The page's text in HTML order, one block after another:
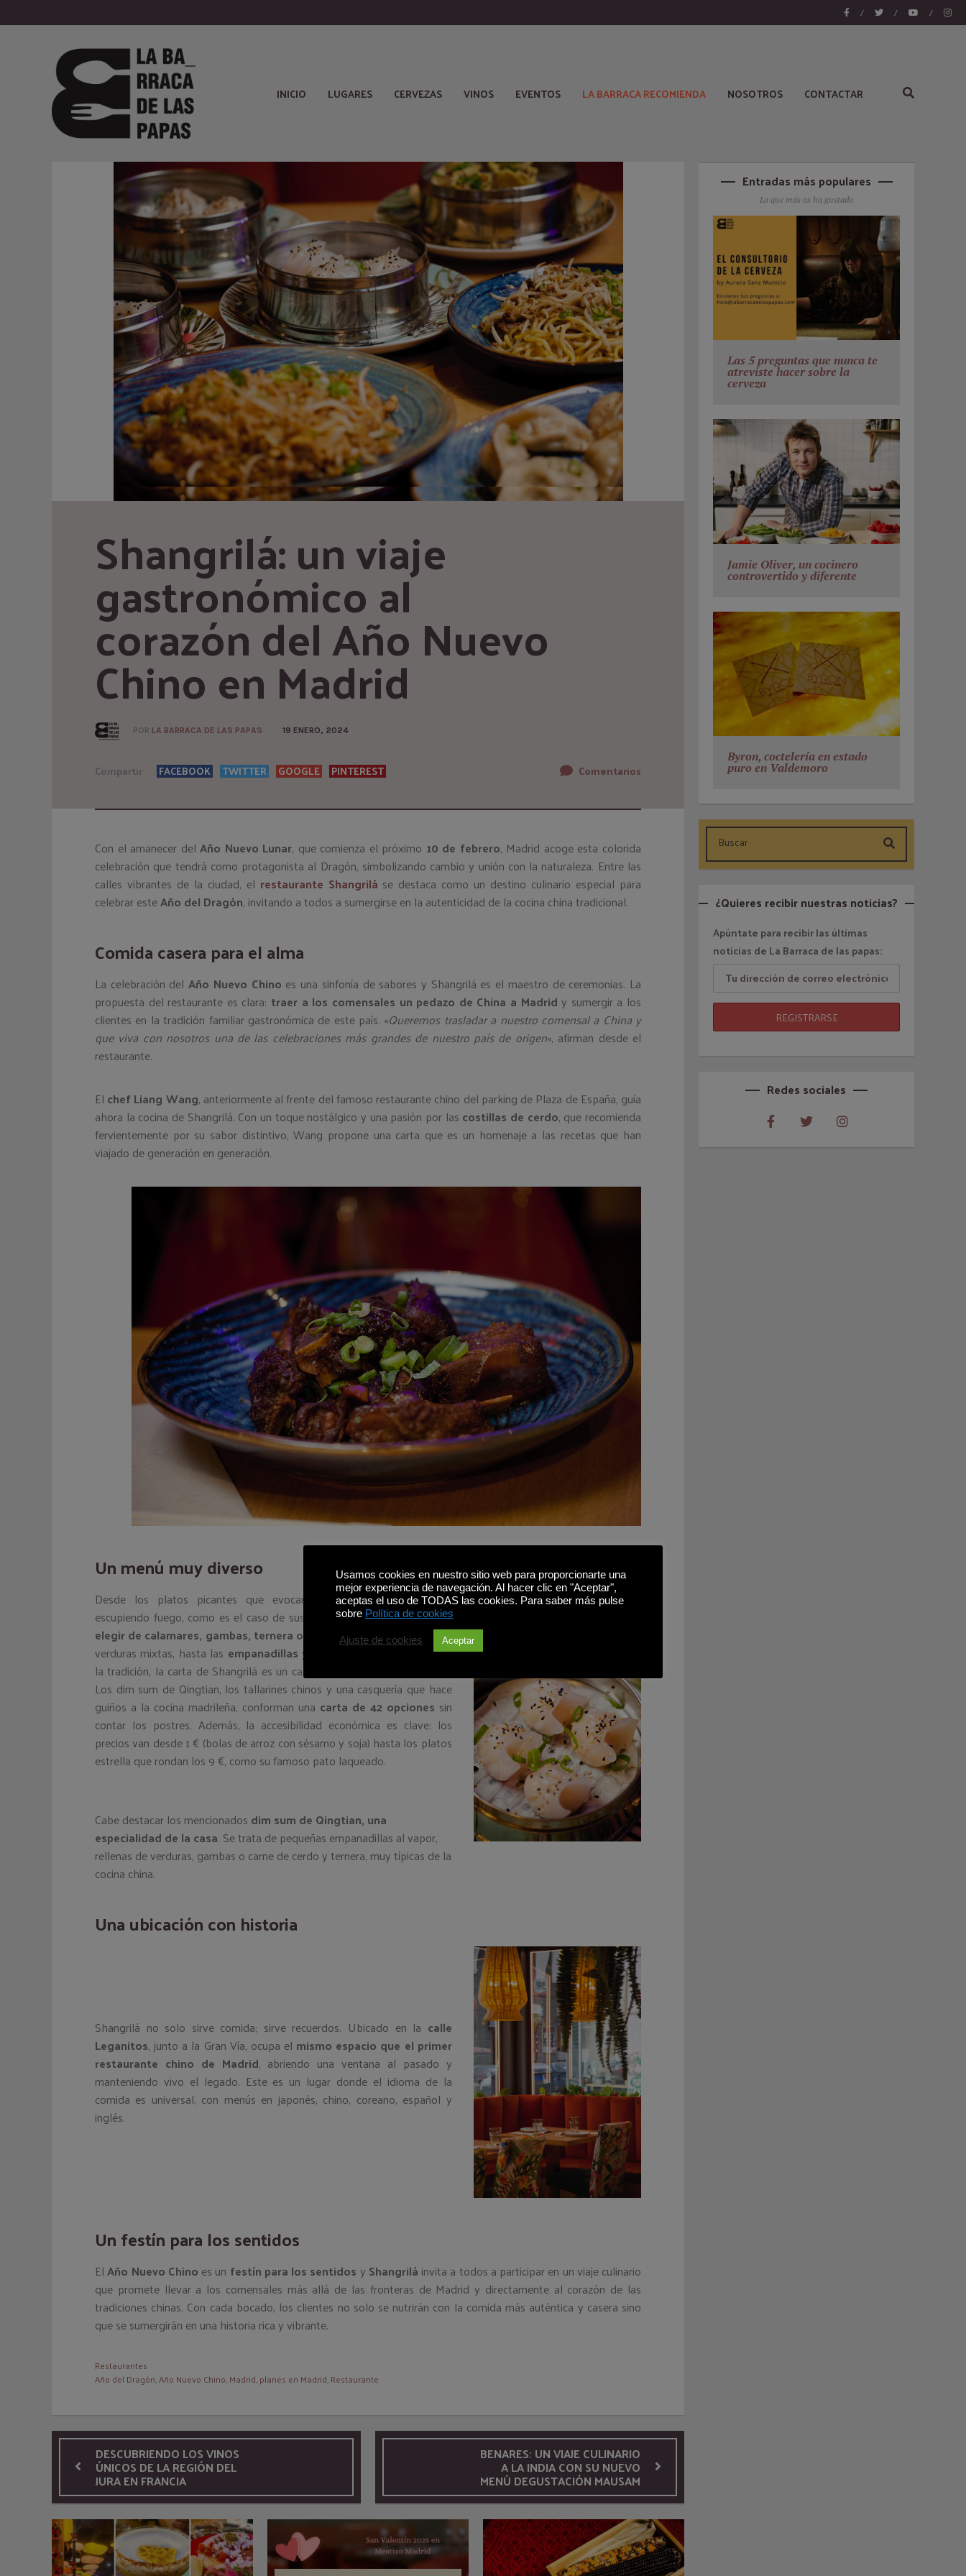
/ / /
INICIO LUGARES CERVEZAS VINOS EVENTOS LA BARRACA RECOMIENDA NOSOTROS CONTACTAR
Shangrilá: un viaje
gastronómico al
corazón del Año Nuevo
Chino en Madrid
POR LA BARRACA DE LAS PAPAS 19 ENERO, 2024
Compartir FACEBOOK TWITTER GOOGLE PINTEREST Comentarios
Con el amanecer delAño Nuevo Lunar, que comienza el próximo 10 de febrero, Madrid acoge esta colorida
celebración que tendrá como protagonista al Dragón, simbolizando cambio y unión con la naturaleza. Entre las
calles vibrantes de la ciudad, el restaurante Shangrilá se destaca como un destino culinario especial para
celebrar esteAño del Dragón, invitando a todos a sumergirse en la autenticidad de la cocina china tradicional.
Comida casera para el alma
La celebración delAño Nuevo Chino es una sinfonía de sabores y Shangrilá es el maestro de ceremonias. La
propuesta del restaurante es clara: traer a los comensales un pedazo de China a Madridy sumergir a los
clientes en la tradición familiar gastronómica de este país. «Queremos trasladar a nuestro comensal a China y
que viva con nosotros una de las celebraciones más grandes de nuestro país de origen«, afirman desde el
restaurante.
El chef Liang Wang, anteriormente al frente del famoso restaurante chino del parking de Plaza de España, guía
ahora la cocina de Shangrilá. Con un toque nostálgico y una pasión por las costillas de cerdo, que recomienda
fervientemente por su sabor distintivo, Wang propone una carta que es un homenaje a las recetas que han
viajado de generación en generación.
Un menú muy diverso
Desde los platos picantes que evocan la imagen de un dragón
escupiendo fuego, como es el caso de sus
“sartenes”, que se pueden
elegir de calamares, gambas, ternera o pollo
, todas acompañadas de
verduras mixtas, hasta las empanadillas y sopas caseras
que abrazan
la tradición, la carta de Shangrilá es un caleidoscopio de la cocina china.
Los dim sum de Qingtian, los tallarines chinos y una casquería que hace
guiños a la cocina madrileña, conforman una carta de 42 opciones sin
contar los postres. Además, la accesibilidad económica es clave: los
precios van desde 1 € (bolas de arroz con sésamo y soja) hasta los platos
estrella que rondan los 9 €, como su famoso pato laqueado.
Cabe destacar los mencionados dim sum de Qingtian, una
especialidad de la casa. Se trata de pequeñas empanadillas al vapor,
rellenas de verduras, gambas o carne de cerdo y ternera, muy típicas de la
cocina china.
Una ubicación con historia
Shangrilá no solo sirve comida; sirve recuerdos. Ubicado en la calle
Leganitos, junto a la Gran Vía, ocupa el mismo espacio que el primer
restaurante chino de Madrid, abriendo una ventana al pasado y
manteniendo vivo el legado. Este es un lugar donde el idioma de la
comida es universal, con menús en japonés, chino, coreano, español y
inglés.
Un festín para los sentidos
ElAño Nuevo Chino es un festín para los sentidos y Shangrilá invita a todos a participar en un viaje culinario
que promete llevar a los comensales más allá de las fronteras de Madrid y directamente al corazón de las
tradiciones chinas. Con cada bocado, los clientes no solo se nutrirán con la comida más auténtica y casera sino
que se sumergirán en una historia rica y vibrante.
Restaurantes
Año del Dragón,Año Nuevo Chino,Madrid,planes en Madrid,Restaurante
DESCUBRIENDO LOS VINOS
ÚNICOS DE LA REGIÓN DEL
JURA EN FRANCIA
BENARES: UN VIAJE CULINARIO
A LA INDIA CON SU NUEVO
MENÚ DEGUSTACIÓN MAUSAM
Entradas más populares
Lo que más os ha gustado
Las 5 preguntas que nunca te
atreviste hacer sobre la
cerveza
Jamie Oliver, un cocinero
controvertido y diferente
Byron, coctelería en estado
puro en Valdemoro
¿Quieres recibir nuestras noticias?
Apúntate para recibir las últimas
noticias de La Barraca de las papas:
Redes sociales
Usamos cookies en nuestro sitio web para proporcionarte una
mejor experiencia de navegación. Al hacer clic en "Aceptar",
aceptas el uso de TODAS las cookies. Para saber más pulse
sobre Política de cookies
Ajuste de cookies Aceptar